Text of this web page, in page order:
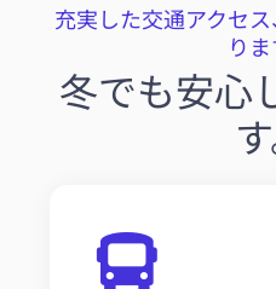
充実した交通アクセ
りま
冬でも安心
す